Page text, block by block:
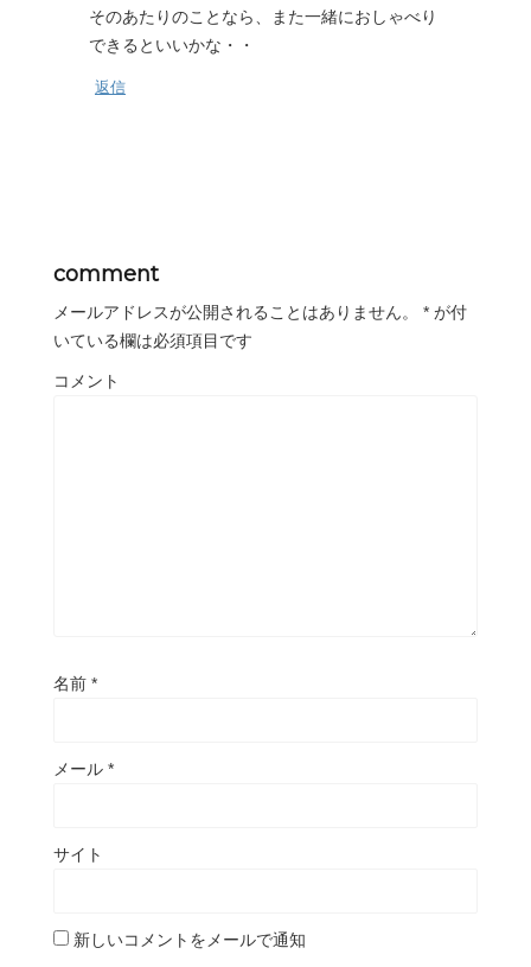
そのあたりのことなら、また一緒におしゃべり
できるといいかな・・
返信
comment
メールアドレスが公開されることはありません。 * が付
いている欄は必須項目です
コメント
名前 *
メール *
サイト
新しいコメントをメールで通知